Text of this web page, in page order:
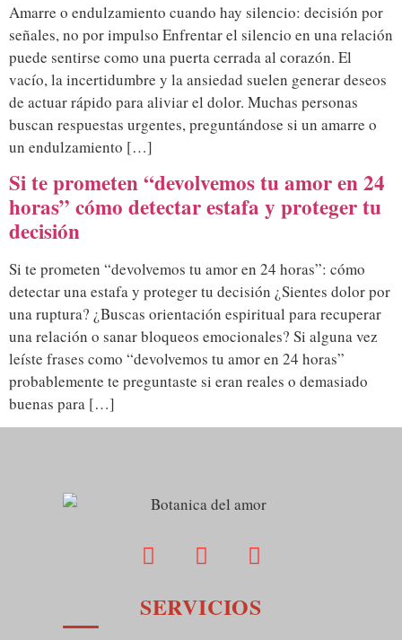
Amarre o endulzamiento cuando hay silencio: decisión por
señales, no por impulso Enfrentar el silencio en una relación
puede sentirse como una puerta cerrada al corazón. El
vacío, la incertidumbre y la ansiedad suelen generar deseos
de actuar rápido para aliviar el dolor. Muchas personas
buscan respuestas urgentes, preguntándose si un amarre o
un endulzamiento […]
Si te prometen “devolvemos tu amor en 24
horas” cómo detectar estafa y proteger tu
decisión
Si te prometen “devolvemos tu amor en 24 horas”: cómo
detectar una estafa y proteger tu decisión ¿Sientes dolor por
una ruptura? ¿Buscas orientación espiritual para recuperar
una relación o sanar bloqueos emocionales? Si alguna vez
leíste frases como “devolvemos tu amor en 24 horas”
probablemente te preguntaste si eran reales o demasiado
buenas para […]
SERVICIOS